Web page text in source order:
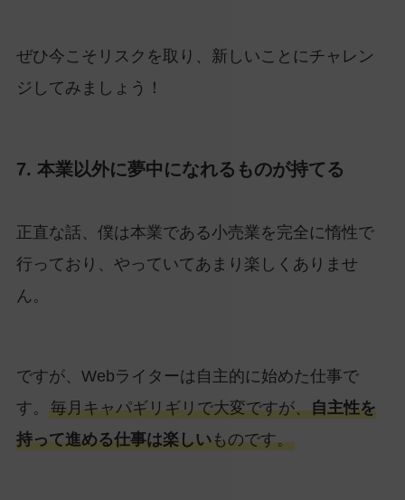
ぜひ今こそリスクを取り、新しいことにチャレン
ジしてみましょう！
7. 本業以外に夢中になれるものが持てる
正直な話、僕は本業である小売業を完全に惰性で
行っており、やっていてあまり楽しくありませ
ん。
ですが、Webライターは自主的に始めた仕事で
す。 毎月キャパギリギリで大変ですが、自主性を
持って進める仕事は楽しいものです。